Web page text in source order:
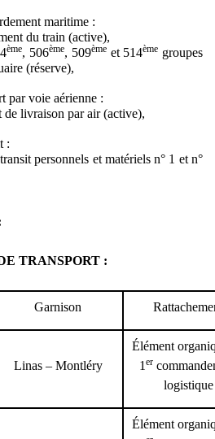
maritime :
du train (active),
ème, 506ème, 509èmeet 514ème groupes
(réserve),
par voie aérienne :
de livraison par air (active),
:
personnels et matériels n° 1 et n°
TRANSPORT :
Garnison
Linas – Montléry
Élément
1 er
logistique
Élément